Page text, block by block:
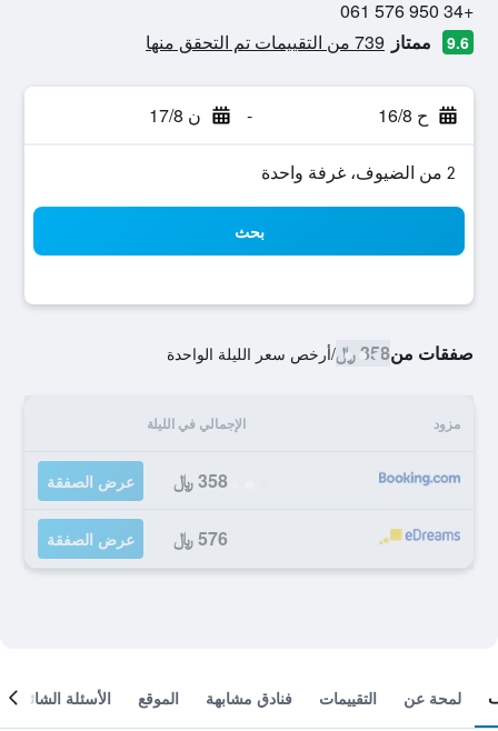
+34 950 576 061
9.6 ممتاز 739 من التقييمات تم التحقق منها
ح 16/8 - ن 17/8
2 من الضيوف، غرفة واحدة
بحث
صفقات من358 ﷼ /أرخص سعر الليلة الواحدة
مزود الإجمالي في الليلة
358 ﷼ عرض الصفقة
576 ﷼ عرض الصفقة
لمحة عن التقييمات فنادق مشابهة الموقع الأسئلة الشائعة